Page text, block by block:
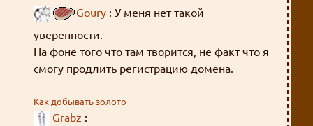
Goury : У меня нет такой
уверенности.
На фоне того что там творится, не факт что я
смогу продлить регистрацию домена.
Так что, скорее всего, останется только
слеерсзипа.
Как добывать золото
Grabz :